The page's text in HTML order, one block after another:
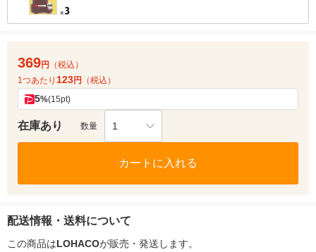
369円
（税込）
1つあたり 123円 （税込）
5%(15pt)
在庫あり 数量 1
カートに入れる
配送情報・送料について
この商品はLOHACOが販売・発送します。